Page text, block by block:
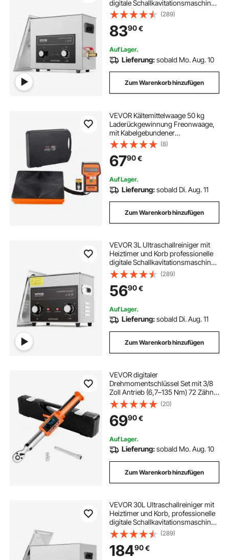
digitale Schallkavitationsmaschine,
180 W Reinigungsmaschine für
Uhreninstrumente Brillen Münzen
Metallteile Werkzeuge
(289)
8390€
Auf Lager.
Lieferung:sobald Mo. Aug. 10
Zum Warenkorb hinzufügen
VEVOR Kältemittelwaage 50 kg
Laderückgewinnung Freonwaage,
mit Kabelgebundener
Fernbedienung, 2 g Hochpräzise
Elektronische Digitale
Rückgewinnungsgewichtswaage
mit Koffer & Trockenbatterie
(8)
6790€
Auf Lager.
Lieferung:sobald Di. Aug. 11
Zum Warenkorb hinzufügen
VEVOR 3L Ultraschallreiniger mit
Heiztimer und Korb professionelle
digitale Schallkavitationsmaschine,
120 W Reinigungsmaschine für
Uhreninstrumente Brillen Münzen
Metallteile Werkzeuge Silber
(289)
5690€
Auf Lager.
Lieferung:sobald Di. Aug. 11
Zum Warenkorb hinzufügen
VEVOR digitaler
Drehmomentschlüssel Set mit 3/8
Zoll Antrieb (6,7–135 Nm) 72 Zähne
±2 % präziser elektronischer
Drehmomentschlüssel mit
voreingestelltem Wert & LED-
Benachrichtigung Autoreparatur
(20)
6990€
Auf Lager.
Lieferung:sobald Mo. Aug. 10
Zum Warenkorb hinzufügen
VEVOR 30L Ultraschallreiniger mit
Heiztimer und Korb, professionelle
digitale Schallkavitationsmaschine,
360 W Reinigungsmaschine für
Laborwerkzeuge, Metallteile,
Vergaser, Messing, Autoteile
(289)
18490€